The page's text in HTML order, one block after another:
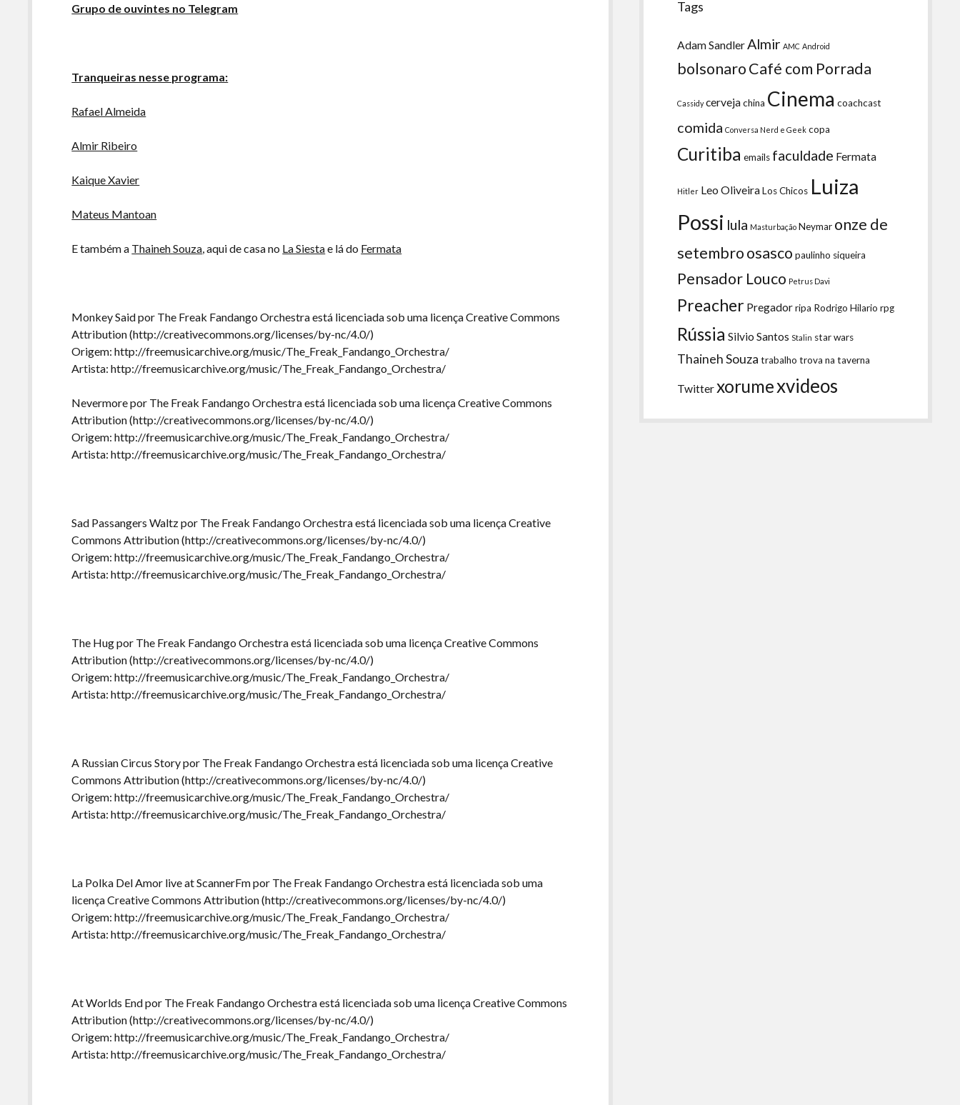
Grupo de ouvintes no Telegram
Tranqueiras nesse programa:
Rafael Almeida
Almir Ribeiro
Kaique Xavier
Mateus Mantoan
E também a Thaineh Souza, aqui de casa no La Siestae lá do Fermata
Monkey Said por The Freak Fandango Orchestra está licenciada sob uma licença Creative Commons
Attribution (http://creativecommons.org/licenses/by-nc/4.0/)
Origem: http://freemusicarchive.org/music/The_Freak_Fandango_Orchestra/
Artista: http://freemusicarchive.org/music/The_Freak_Fandango_Orchestra/
Nevermore por The Freak Fandango Orchestra está licenciada sob uma licença Creative Commons
Attribution (http://creativecommons.org/licenses/by-nc/4.0/)
Origem: http://freemusicarchive.org/music/The_Freak_Fandango_Orchestra/
Artista: http://freemusicarchive.org/music/The_Freak_Fandango_Orchestra/
Sad Passangers Waltz por The Freak Fandango Orchestra está licenciada sob uma licença Creative
Commons Attribution (http://creativecommons.org/licenses/by-nc/4.0/)
Origem: http://freemusicarchive.org/music/The_Freak_Fandango_Orchestra/
Artista: http://freemusicarchive.org/music/The_Freak_Fandango_Orchestra/
The Hug por The Freak Fandango Orchestra está licenciada sob uma licença Creative Commons
Attribution (http://creativecommons.org/licenses/by-nc/4.0/)
Origem: http://freemusicarchive.org/music/The_Freak_Fandango_Orchestra/
Artista: http://freemusicarchive.org/music/The_Freak_Fandango_Orchestra/
A Russian Circus Story por The Freak Fandango Orchestra está licenciada sob uma licença Creative
Commons Attribution (http://creativecommons.org/licenses/by-nc/4.0/)
Origem: http://freemusicarchive.org/music/The_Freak_Fandango_Orchestra/
Artista: http://freemusicarchive.org/music/The_Freak_Fandango_Orchestra/
La Polka Del Amor live at ScannerFm por The Freak Fandango Orchestra está licenciada sob uma
licença Creative Commons Attribution (http://creativecommons.org/licenses/by-nc/4.0/)
Origem: http://freemusicarchive.org/music/The_Freak_Fandango_Orchestra/
Artista: http://freemusicarchive.org/music/The_Freak_Fandango_Orchestra/
At Worlds End por The Freak Fandango Orchestra está licenciada sob uma licença Creative Commons
Attribution (http://creativecommons.org/licenses/by-nc/4.0/)
Origem: http://freemusicarchive.org/music/The_Freak_Fandango_Orchestra/
Artista: http://freemusicarchive.org/music/The_Freak_Fandango_Orchestra/
Tags
Adam Sandler Almir AMC Android
bolsonaroCafé com Porrada
Cassidy cervejachina Cinema coachcast
comida Conversa Nerd e Geek copa
Curitiba emails faculdade Fermata
Hitler Leo OliveiraLos Chicos Luiza
Possi lula Masturbação Neymar onze de
setembroosasco paulinho siqueira
Pensador Louco Petrus Davi
Preacher Pregadorripa Rodrigo Hilario rpg
Rússia Silvio Santos Stalin star wars
Thaineh Souza trabalho trova na taverna
Twitterxorumexvideos